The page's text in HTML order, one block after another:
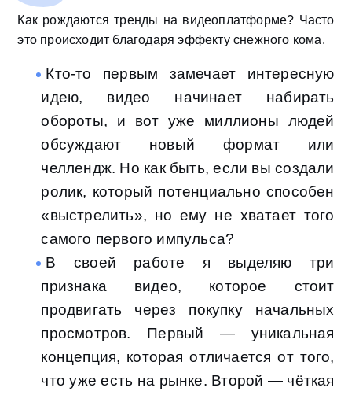
Как рождаются тренды на видеоплатформе? Часто
это происходит благодаря эффекту снежного кома.
Кто-то первым замечает интересную
идею, видео начинает набирать
обороты, и вот уже миллионы людей
обсуждают новый формат или
челлендж. Но как быть, если вы создали
ролик, который потенциально способен
«выстрелить», но ему не хватает того
самого первого импульса?
В своей работе я выделяю три
признака видео, которое стоит
продвигать через покупку начальных
просмотров. Первый — уникальная
концепция, которая отличается от того,
что уже есть на рынке. Второй — чёткая